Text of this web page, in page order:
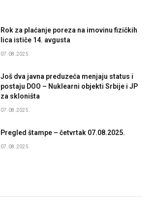
Rok za plaćanje poreza na imovinu fizičkih
lica ističe 14. avgusta
07.08.2025.
Još dva javna preduzeća menjaju status i
postaju DOO – Nuklearni objekti Srbije i JP
za skloništa
07.08.2025.
Pregled štampe – četvrtak 07.08.2025.
07.08.2025.